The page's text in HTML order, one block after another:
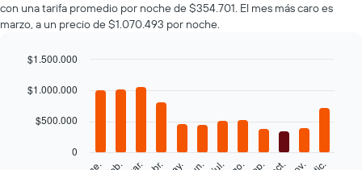
con una tarifa promedio por noche de $354.701. El mes más caro es
marzo, a un precio de $1.070.493 por noche.
chart
bars.
graphic.
0
$500.000
$1.000.000
$1.500.000